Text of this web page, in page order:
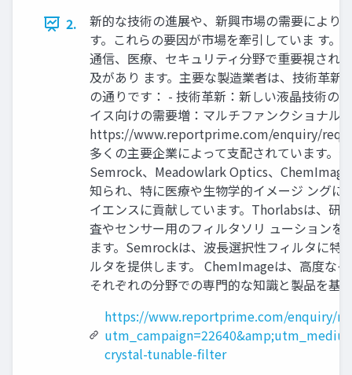
2.
新的な技術の進展や、新興市場の需要により
す。これらの要因が市場を牽引していま す
通信、医療、セキュリティ分野で重要視され
及があり ます。主要な製造業者は、技術革新
の通りです： - 技術革新：新しい液晶技術の
イス向けの需要増：マルチファンクショナル
https://www.reportprime.com/enquiry/
多くの主要企業によって支配されています
Semrock、Meadowlark Optics、
知られ、特に医療や生物学的イメージ ング
イエンスに貢献しています。Thorlabsは、研
査やセンサー用のフィルタソリ ューション
ます。Semrockは、波長選択性フィルタに
ルタを提供します。 ChemImageは、高度な
それぞれの分野での専門的な知識と製品を
https://www.reportprime.com/enquiry/
crystal-tunable-filter